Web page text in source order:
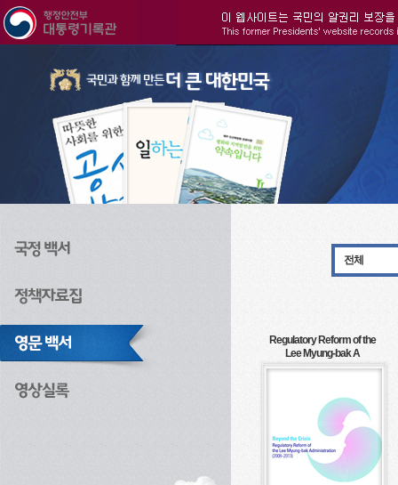
전체
Regulatory Reform of the
Lee Myung-bak A